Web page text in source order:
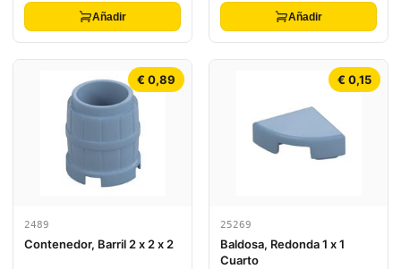
Añadir Añadir
€ 0,89
2489
Contenedor, Barril 2 x 2 x 2
€ 0,15
25269
Baldosa, Redonda 1 x 1
Cuarto